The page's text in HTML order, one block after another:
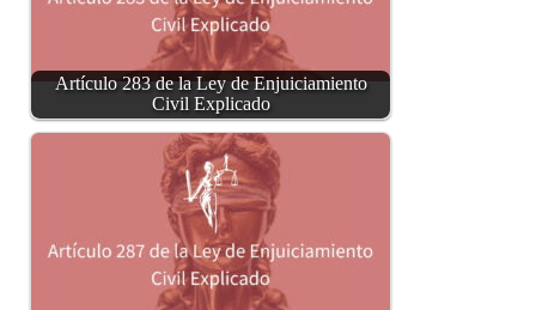
Artículo 283 de la Ley de Enjuiciamiento
Civil Explicado